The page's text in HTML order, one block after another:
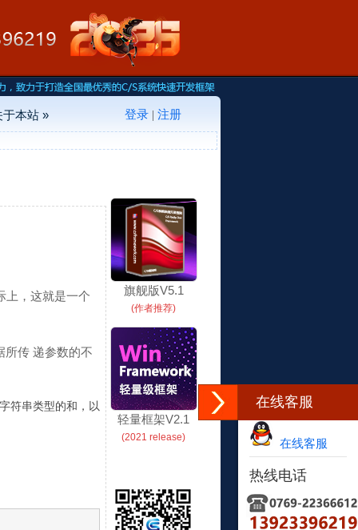
在线客服
在线客服
热线电话
于本站 » 登录| 注册
上，这就是一个
所传 递参数的不
符串类型的和，以
旗舰版V5.1
(作者推荐)
轻量框架V2.1
(2021 release)